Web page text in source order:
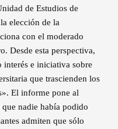
de Estudios de
elección de la
con el moderado
Desde esta perspectiva,
interés e iniciativa sobre
que trascienden los
El informe pone al
nadie había podido
admiten que sólo